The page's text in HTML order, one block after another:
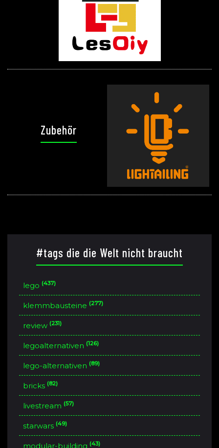
Zubehör
#tags die die Welt nicht braucht
lego (437)
klemmbausteine (277)
review (231)
legoalternativen (126)
lego-alternativen (89)
bricks (82)
livestream (57)
starwars (49)
modular-building (43)